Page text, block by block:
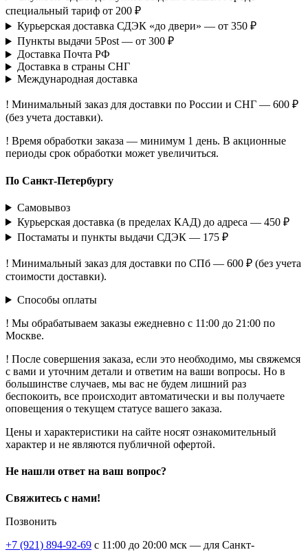
специальный тариф от 200 ₽
Курьерская доставка СДЭК «до двери» — от 350 ₽
Пункты выдачи 5Post — от 300 ₽
Доставка Почта РФ
Доставка в страны СНГ
Международная доставка
! Минимальный заказ для доставки по России и СНГ — 600 ₽
(без учета доставки).
! Время обработки заказа — минимум 1 день. В акционные
периоды срок обработки может увеличиться.
По Санкт-Петербургу
Самовывоз
Курьерская доставка (в пределах КАД) до адреса — 450 ₽
Постаматы и пункты выдачи СДЭК — 175 ₽
! Минимальный заказ для доставки по СПб — 600 ₽ (без учета
стоимости доставки).
Способы оплаты
! Мы обрабатываем заказы ежедневно с 11:00 до 21:00 по
Москве.
! После совершения заказа, если это необходимо, мы свяжемся
с вами и уточним детали и ответим на ваши вопросы. Но в
большинстве случаев, мы вас не будем лишний раз
беспокоить, все происходит автоматически и вы получаете
оповещения о текущем статусе вашего заказа.
Цены и характеристики на сайте носят ознакомительный
характер и не являются публичной офертой.
Не нашли ответ на ваш вопрос?
Свяжитесь с нами!
Позвонить
+7 (921) 894-92-69 c 11:00 до 20:00 мск — для Санкт-